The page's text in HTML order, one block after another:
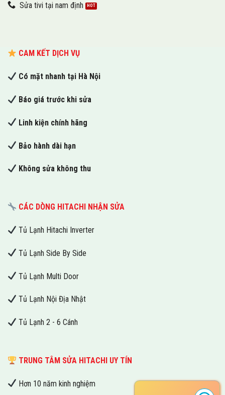
Sửa tivi tại nam định
CAM KẾT DỊCH VỤ
Có mặt nhanh tại Hà Nội
Báo giá trước khi sửa
Linh kiện chính hãng
Bảo hành dài hạn
Không sửa không thu
CÁC DÒNG HITACHI NHẬN SỬA
Tủ Lạnh Hitachi Inverter
Tủ Lạnh Side By Side
Tủ Lạnh Multi Door
Tủ Lạnh Nội Địa Nhật
Tủ Lạnh 2 - 6 Cánh
TRUNG TÂM SỬA HITACHI UY TÍN
Hơn 10 năm kinh nghiệm